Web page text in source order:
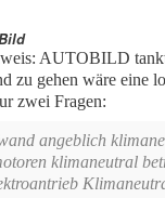
AUTOBILD
zu gehen wäre eine
zwei Fragen:
angeblich
klimaneutral